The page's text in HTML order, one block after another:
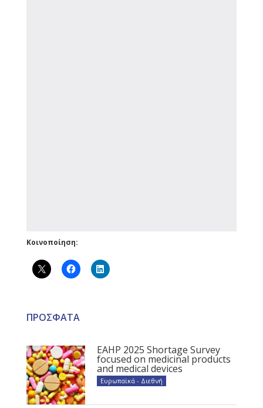
Κοινοποίηση:
ΠΡΟΣΦΑΤΑ
EAHP 2025 Shortage Survey
focused on medicinal products
and medical devices
Ευρωπαϊκά - Διεθνή